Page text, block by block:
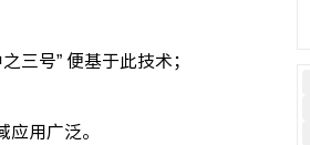
三号” 便基于此技术；
用广泛。